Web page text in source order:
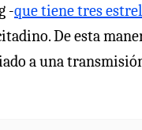
-que tiene tres
De esta
a una